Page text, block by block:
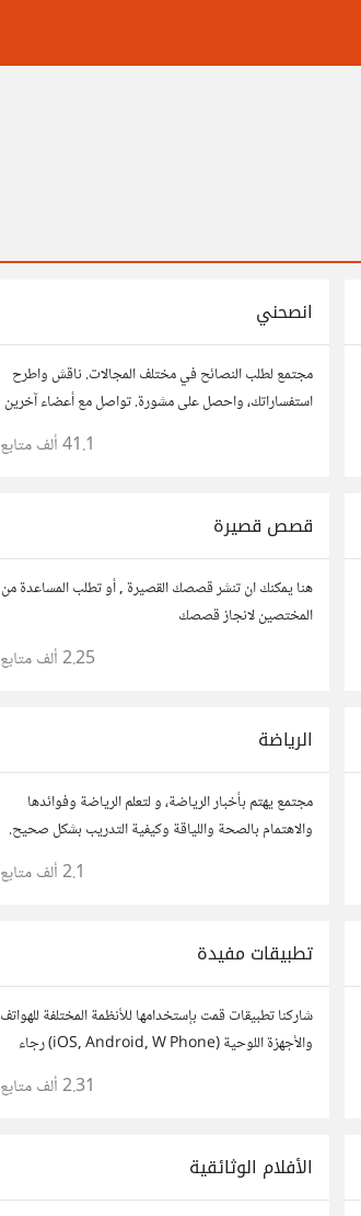
انصحني
مجتمع لطلب النصائح في مختلف المجالات. ناقش واطرح
استفساراتك، واحصل على مشورة. تواصل مع أعضاء آخرين
للحصول على أفكار وحلول تساعدك في اتخاذ قراراتك.
41.1 ألف متابع
قصص قصيرة
هنا يمكنك ان تنشر قصصك القصيرة , أو تطلب المساعدة من
المختصين لانجاز قصصك
2.25 ألف متابع
الرياضة
مجتمع يهتم بأخبار الرياضة، و لتعلم الرياضة وفوائدها
والاهتمام بالصحة واللياقة وكيفية التدريب بشكل صحيح.
2.1 ألف متابع
تطبيقات مفيدة
شاركنا تطبيقات قمت بإستخدامها للأنظمة المختلفة للهواتف
والأجهزة اللوحية (iOS, Android, W Phone) رجاء
شارك (روابط مباشرة) للتطبيق من داخل المتجر..إلا في
حالة وجود عدة تطبيقات أو شرح مطول شاركها كموضوع
2.31 ألف متابع
الأفلام الوثائقية